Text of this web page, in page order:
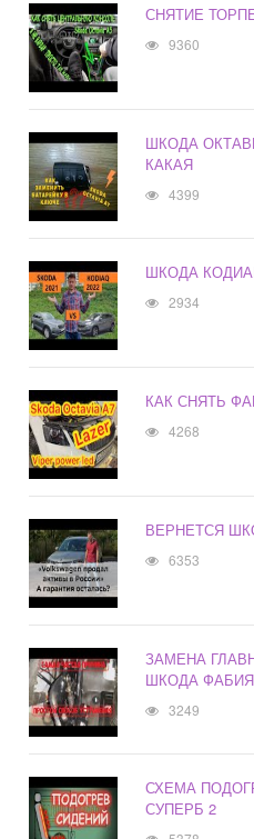
СНЯТИЕ
9360
ШКОДА
КАКАЯ
4399
ШКОДА
2934
КАК СНЯТЬ
4268
ВЕРНЕТСЯ
6353
ЗАМЕНА
ШКОДА ФАБИЯ
3249
СХЕМА
СУПЕРБ 2